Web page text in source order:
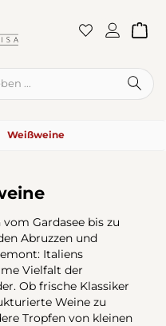
Weißweine
Gardasee bis zu
Abruzzen und
Italiens
Vielfalt der
Ob frische Klassiker
Weine zu
Tropfen von kleinen